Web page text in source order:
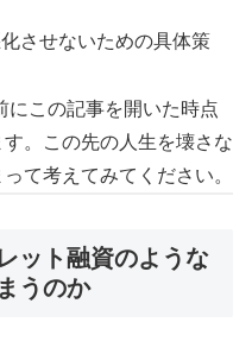
させないための具体策
にこの記事を開いた時点
。この先の人生を壊さな
て考えてみてください。
ット融資のような
うのか